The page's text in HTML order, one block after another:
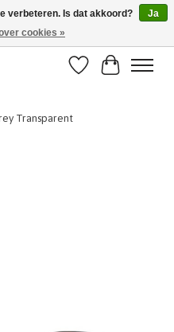
17/8
Verlanglijst
Transparent
verbeteren. Is dat akkoord?
Ja
cookies »